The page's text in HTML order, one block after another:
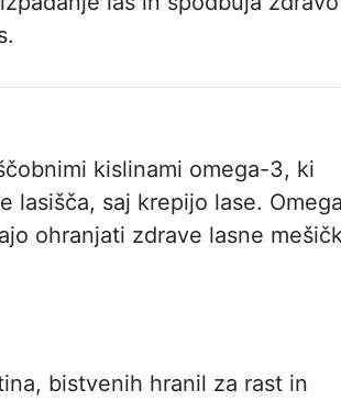
kislinami omega-3, ki
lasišča, saj krepijo lase.
ohranjati zdrave lasne
bistvenih hranil za rast in